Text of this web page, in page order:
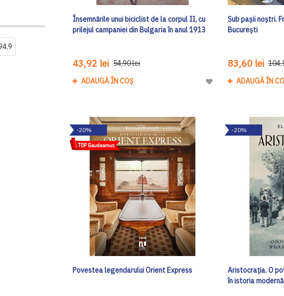
Însemnările unui biciclist de la corpul II, cu
prilejul campaniei din Bulgaria în anul 1913
43,92 lei 54,90 lei
ADAUGĂ ÎN COȘ
Adaugă
Dorinte
Sub pașii noștri.
București
83,60 lei
ADAUGĂ ÎN
-20%
Povestea legendarului Orient Express
-20%
Aristocrația. O
în istoria modernă